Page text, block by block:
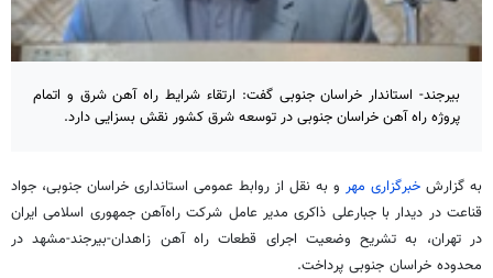
بیرجند- استاندار خراسان جنوبی گفت: ارتقاء شرایط راه آهن شرق و اتمام
پروژه راه آهن خراسان جنوبی در توسعه شرق کشور نقش بسزایی دارد.
به گزارش خبرگزاری مهر و به نقل از روابط عمومی استانداری خراسان جنوبی، جواد
قناعت در دیدار با جبارعلی ذاکری مدیر عامل شرکت راه‌آهن جمهوری اسلامی ایران
در تهران، به تشریح وضعیت اجرای قطعات راه آهن زاهدان-بیرجند-مشهد در
محدوده خراسان جنوبی پرداخت.